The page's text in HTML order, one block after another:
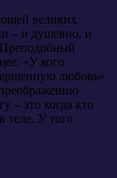
великих
– и душевно, и
Преподобный
«У кого
любовь»
– это когда кто
теле. У того